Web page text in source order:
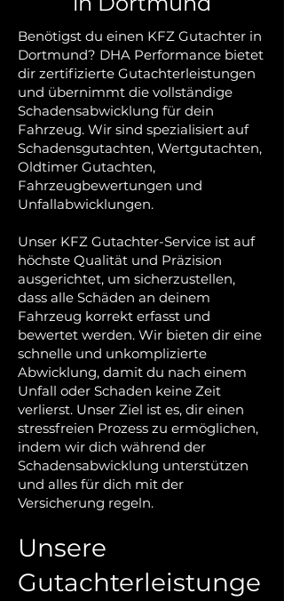
Benötigst du einen KFZ Gutachter in
Dortmund? DHA Performance bietet
dir zertifizierte Gutachterleistungen
und übernimmt die vollständige
Schadensabwicklung für dein
Fahrzeug. Wir sind spezialisiert auf
Schadensgutachten, Wertgutachten,
Oldtimer Gutachten,
Fahrzeugbewertungen und
Unfallabwicklungen.
Unser KFZ Gutachter-Service ist auf
höchste Qualität und Präzision
ausgerichtet, um sicherzustellen,
dass alle Schäden an deinem
Fahrzeug korrekt erfasst und
bewertet werden. Wir bieten dir eine
schnelle und unkomplizierte
Abwicklung, damit du nach einem
Unfall oder Schaden keine Zeit
verlierst. Unser Ziel ist es, dir einen
stressfreien Prozess zu ermöglichen,
indem wir dich während der
Schadensabwicklung unterstützen
und alles für dich mit der
Versicherung regeln.
Unsere
Gutachterleistunge